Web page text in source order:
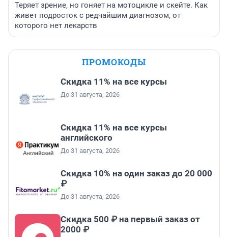
Теряет зрение, но гоняет на мотоцикле и скейте. Как
живет подросток с редчайшим диагнозом, от
которого нет лекарств
ПРОМОКОДЫ
Скидка 11% на все курсы
До 31 августа, 2026
Скидка 11% на все курсы
английского
До 31 августа, 2026
Скидка 10% на один заказ до 20 000
₽
До 31 августа, 2026
Скидка 500 ₽ на первый заказ от
2000 ₽